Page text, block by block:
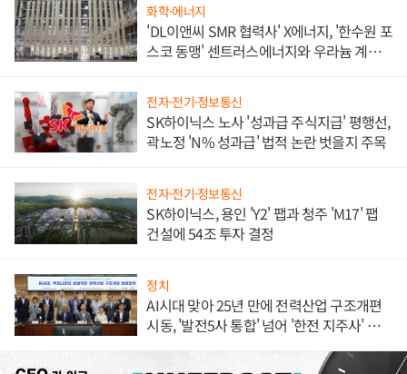
화학·에너지
'DL이앤씨 SMR 협력사' X에너지, '한수원 포
스코 동맹' 센트러스에너지와 우라늄 계약
전자·전기·정보통신
SK하이닉스 노사 '성과급 주식지급' 평행선,
곽노정 'N% 성과급' 법적 논란 벗을지 주목
전자·전기·정보통신
SK하이닉스, 용인 'Y2' 팹과 청주 'M17' 팹
건설에 54조 투자 결정
정치
AI시대 맞아 25년 만에 전력산업 구조개편
시동, '발전5사 통합' 넘어 '한전 지주사' 재편